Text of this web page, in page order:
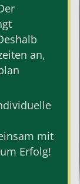
an,
mit
Erfolg!